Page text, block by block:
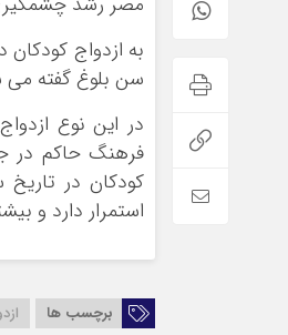
به ازدواج کودکان
سن بلوغ گفته می
در این نوع
فرهنگ حاکم در
کودکان در
استمرار دارد و
برچسب ها